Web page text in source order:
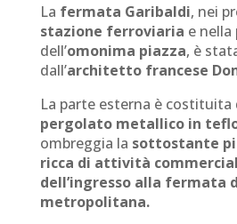
La fermata Garibaldi, nei
stazione ferroviaria e
dell’omonima piazza, è
dall’architetto francese
La parte esterna è costituita
pergolato metallico in
ombreggia la sottostante
ricca di attività
dell’ingresso alla fermata
metropolitana.